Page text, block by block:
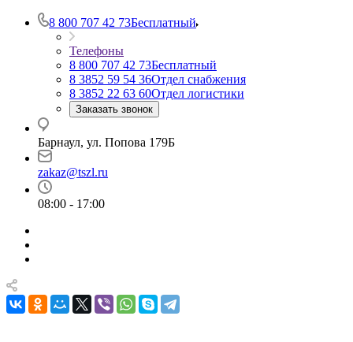
8 800 707 42 73Бесплатный
Телефоны
8 800 707 42 73Бесплатный
8 3852 59 54 36Отдел снабжения
8 3852 22 63 60Отдел логистики
Заказать звонок
Барнаул, ул. Попова 179Б
zakaz@tszl.ru
08:00 - 17:00